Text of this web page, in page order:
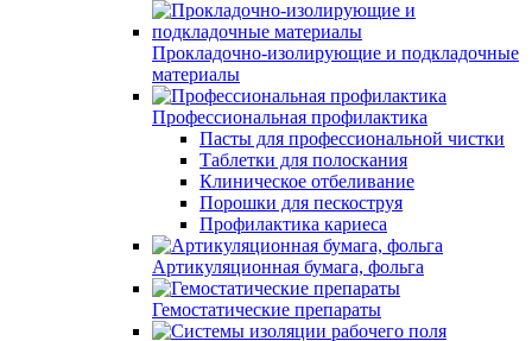
Прокладочно-изолирующие и подкладочные
материалы
Профессиональная профилактика
Пасты для профессиональной чистки
Таблетки для полоскания
Клиническое отбеливание
Порошки для пескоструя
Профилактика кариеса
Артикуляционная бумага, фольга
Гемостатические препараты